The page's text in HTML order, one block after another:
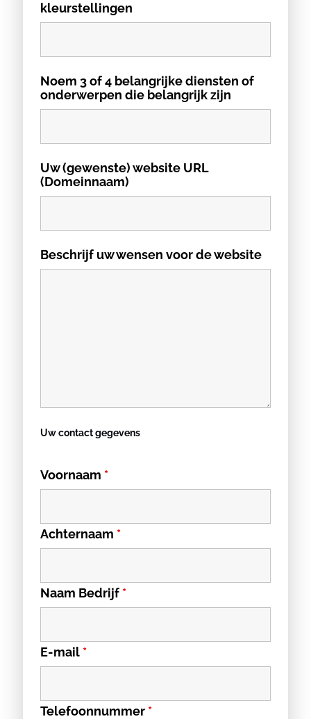
kleurstellingen
Noem 3 of 4 belangrijke diensten of
onderwerpen die belangrijk zijn
Uw (gewenste) website URL
(Domeinnaam)
Beschrijf uw wensen voor de website
Uw contact gegevens
Voornaam *
Achternaam *
Naam Bedrijf *
E-mail *
Telefoonnummer *